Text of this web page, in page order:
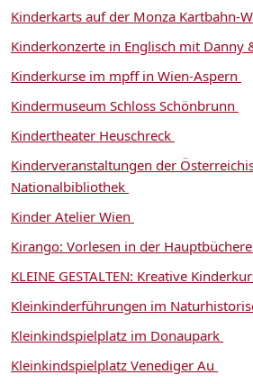
Kinderkarts auf der Monza Kartbahn-
Kinderkonzerte in Englisch mit Danny
Kinderkurse im mpff in Wien-Aspern
Kindermuseum Schloss Schönbrunn
Kindertheater Heuschreck
Kinderveranstaltungen der
Nationalbibliothek
Kinder Atelier Wien
Kirango: Vorlesen in der
KLEINE GESTALTEN: Kreative
Kleinkinderführungen im
Kleinkindspielplatz im Donaupark
Kleinkindspielplatz Venediger Au